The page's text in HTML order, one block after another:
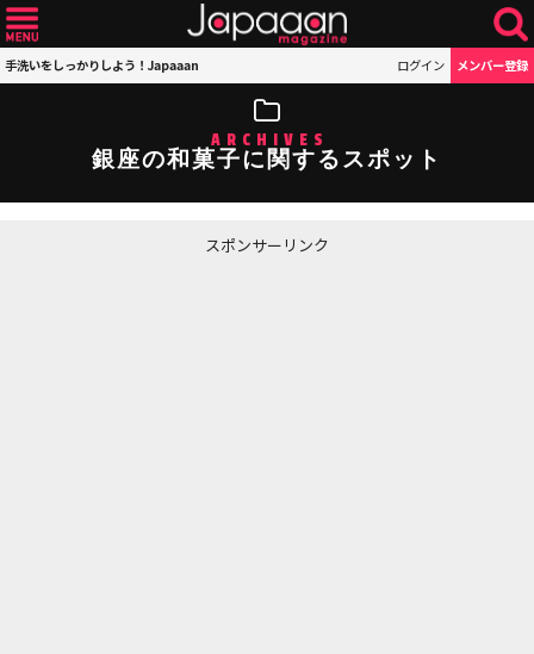
手洗いをしっかりしよう！Japaaan ログイン メンバー登録
ARCHIVES
銀座の和菓子に関するスポット
スポンサーリンク